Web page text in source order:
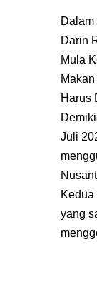
Dalam
Darin
Mula
Harus
Juli
yang